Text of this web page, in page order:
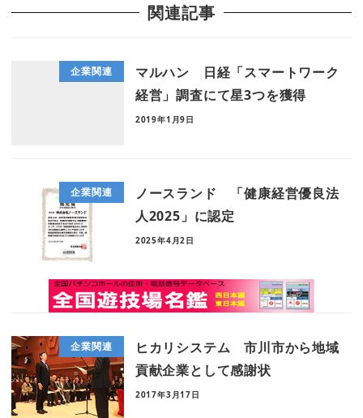
関連記事
企業関連
マルハン 日経「スマートワーク
経営」調査にて星3つを獲得
2019年1月9日
企業関連
ノースランド 「健康経営優良法
人2025」に認定
2025年4月2日
企業関連
ヒカリシステム 市川市から地域
貢献企業として感謝状
2017年3月17日